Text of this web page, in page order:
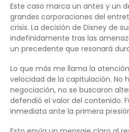
Este caso marca un antes y un
grandes corporaciones del
crisis. La decisión de Disney de
indefinidamente tras las
un precedente que resonará
Lo que más me llama la
velocidad de la capitulación. No
negociación, no se buscaron
defendió el valor del contenido.
inmediata ante la primera